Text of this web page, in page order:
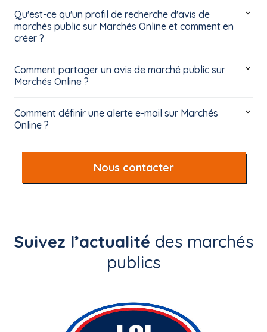
Qu'est-ce qu'un profil de recherche d'avis de
marchés public sur Marchés Online et comment en
créer ?
Comment partager un avis de marché public sur
Marchés Online ?
Comment définir une alerte e-mail sur Marchés
Online ?
Nous contacter
Suivez l’actualité des marchés
publics